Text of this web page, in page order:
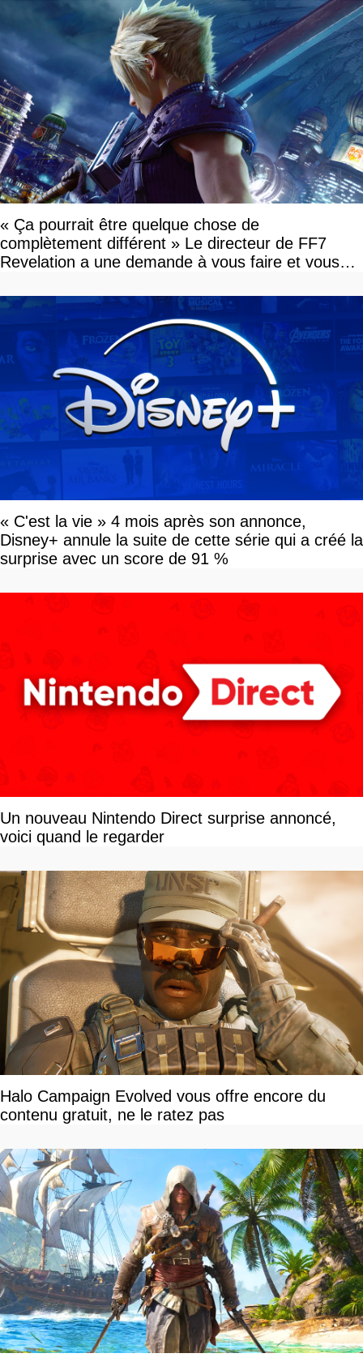
« Ça pourrait être quelque chose de
complètement différent » Le directeur de FF7
Revelation a une demande à vous faire et vous
« C'est la vie » 4 mois après son annonce,
Disney+ annule la suite de cette série qui a créé la
surprise avec un score de 91 %
Un nouveau Nintendo Direct surprise annoncé,
voici quand le regarder
Halo Campaign Evolved vous offre encore du
contenu gratuit, ne le ratez pas